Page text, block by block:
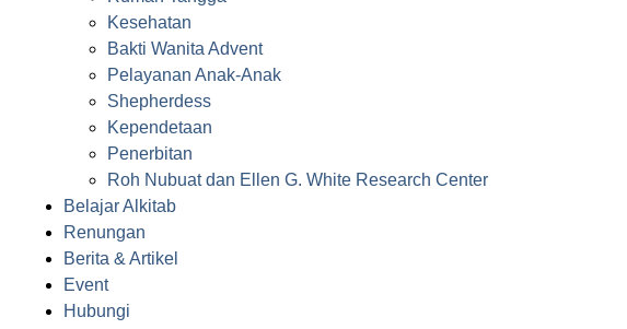
Kesehatan
Bakti Wanita Advent
Pelayanan Anak-Anak
Shepherdess
Kependetaan
Penerbitan
Roh Nubuat dan Ellen G. White Research Center
Belajar Alkitab
Renungan
Berita & Artikel
Event
Hubungi